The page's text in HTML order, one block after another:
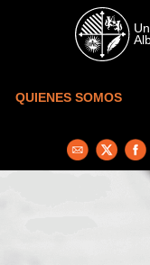
Skip to main content
QUIENES SOMOS